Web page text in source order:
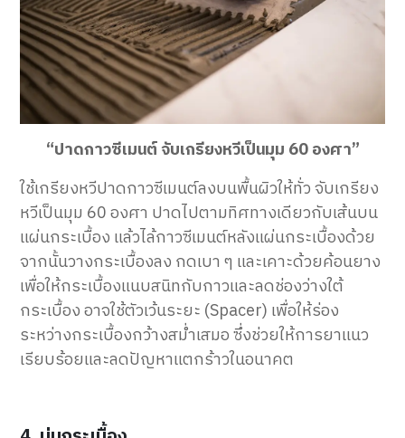
“ปาดกาวซีเมนต์ จับเกรียงหวีเป็นมุม 60 องศา”
ใช้เกรียงหวีปาดกาวซีเมนต์ลงบนพื้นผิวให้ทั่ว จับเกรียง
หวีเป็นมุม 60 องศา ปาดไปตามทิศทางเดียวกับเส้นบน
แผ่นกระเบื้อง แล้วไล้กาวซีเมนต์หลังแผ่นกระเบื้องด้วย
จากนั้นวางกระเบื้องลง กดเบา ๆ และเคาะด้วยค้อนยาง
เพื่อให้กระเบื้องแนบสนิทกับกาวและลดช่องว่างใต้
กระเบื้อง อาจใช้ตัวเว้นระยะ (Spacer) เพื่อให้ร่อง
ระหว่างกระเบื้องกว้างสม่ำเสมอ ซึ่งช่วยให้การยาแนว
เรียบร้อยและลดปัญหาแตกร้าวในอนาคต